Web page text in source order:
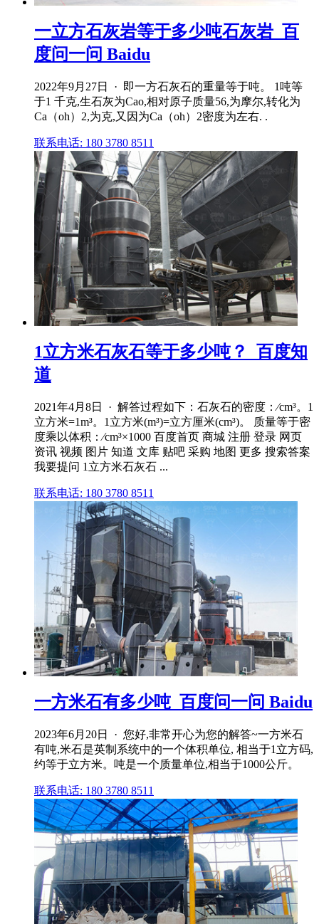
一立方石灰岩等于多少吨石灰岩_百
度问一问 Baidu
2022年9月27日 · 即一方石灰石的重量等于吨。 1吨等
于1 千克,生石灰为Cao,相对原子质量56,为摩尔,转化为
Ca（oh）2,为克,又因为Ca（oh）2密度为左右. .
联系电话: 180 3780 8511
1立方米石灰石等于多少吨？_百度知
道
2021年4月8日 · 解答过程如下：石灰石的密度：∕cm³。1
立方米=1m³。1立方米(m³)=立方厘米(cm³)。 质量等于密
度乘以体积：∕cm³×1000 百度首页 商城 注册 登录 网页
资讯 视频 图片 知道 文库 贴吧 采购 地图 更多 搜索答案
我要提问 1立方米石灰石 ...
联系电话: 180 3780 8511
一方米石有多少吨_百度问一问 Baidu
2023年6月20日 · 您好,非常开心为您的解答~一方米石
有吨,米石是英制系统中的一个体积单位, 相当于1立方码,
约等于立方米。吨是一个质量单位,相当于1000公斤。
联系电话: 180 3780 8511